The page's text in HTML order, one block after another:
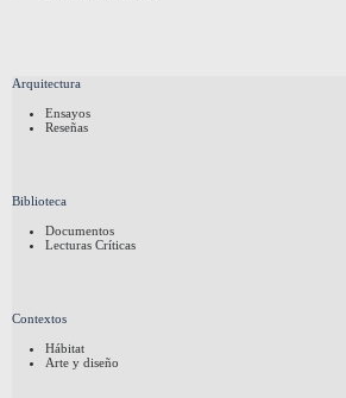
Arquitectura
Ensayos
Reseñas
Biblioteca
Documentos
Lecturas Críticas
Contextos
Hábitat
Arte y diseño